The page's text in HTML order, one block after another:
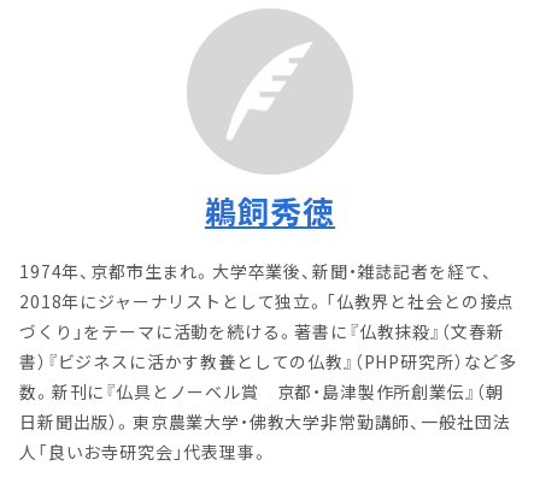
鵜飼秀徳
1974年、京都市生まれ。大学卒業後、新聞・雑誌記者を経て、
2018年にジャーナリストとして独立。「仏教界と社会との接点
づくり」をテーマに活動を続ける。著書に『仏教抹殺』（文春新
書）『ビジネスに活かす教養としての仏教』（PHP研究所）など多
数。新刊に『仏具とノーベル賞 京都・島津製作所創業伝』（朝
日新聞出版）。東京農業大学・佛教大学非常勤講師、一般社団法
人「良いお寺研究会」代表理事。